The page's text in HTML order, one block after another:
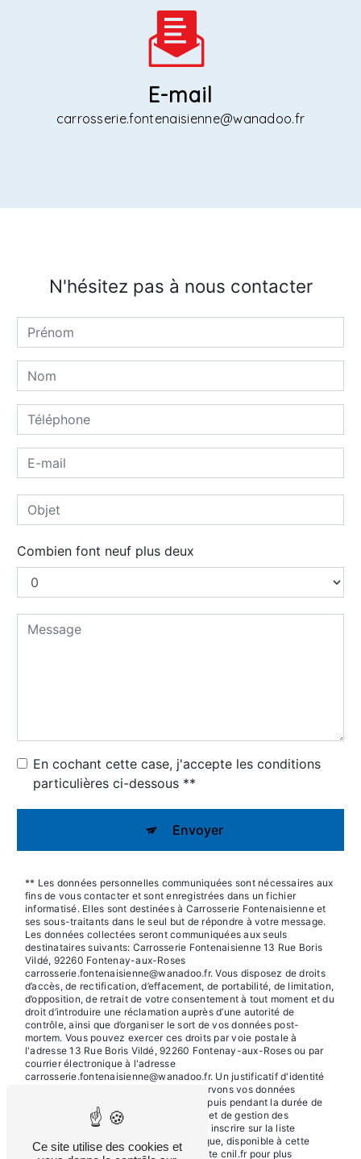
E-mail
carrosserie.fontenaisienne@wanadoo.fr
N'hésitez pas à nous contacter
Combien font neuf plus deux
En cochant cette case, j'accepte les conditions
particulières ci-dessous **
Envoyer
** Les données personnelles communiquées sont nécessaires aux
fins de vous contacter et sont enregistrées dans un fichier
informatisé. Elles sont destinées à Carrosserie Fontenaisienne et
ses sous-traitants dans le seul but de répondre à votre message.
Les données collectées seront communiquées aux seuls
destinataires suivants: Carrosserie Fontenaisienne 13 Rue Boris
Vildé, 92260 Fontenay-aux-Roses
carrosserie.fontenaisienne@wanadoo.fr. Vous disposez de droits
d’accès, de rectification, d’effacement, de portabilité, de limitation,
d’opposition, de retrait de votre consentement à tout moment et du
droit d’introduire une réclamation auprès d’une autorité de
contrôle, ainsi que d’organiser le sort de vos données post-
mortem. Vous pouvez exercer ces droits par voie postale à
l'adresse 13 Rue Boris Vildé, 92260 Fontenay-aux-Roses ou par
courrier électronique à l'adresse
carrosserie.fontenaisienne@wanadoo.fr. Un justificatif d'identité
pourra vous être demandé. Nous conservons vos données
pendant la période de prise de contact puis pendant la durée de
prescription légale aux fins probatoires et de gestion des
contentieux. Vous avez le droit de vous inscrire sur la liste
d'opposition au démarchage téléphonique, disponible à cette
adresse:Bloctel.gouv.fr. Consultez le site cnil.fr pour plus
Ce site utilise des cookies et